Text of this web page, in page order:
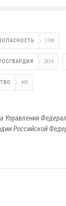
1798
2814
495
Управления
Российской